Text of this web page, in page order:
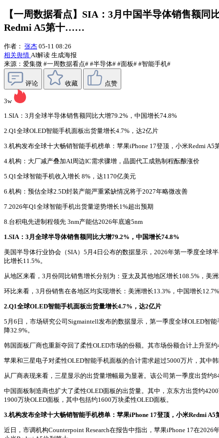
【一周数据看点】SIA：3月中国半导体销售额
Redmi A5第十……
作者： 张杰 05-11 08:26
相关舆情 AI解读 生成海报
来源：爱集微 #一周数据看点# #半导体# #面板# #智能手机#
评论 收藏 点赞
3w
1.SIA：3月全球半导体销售额同比大增79.2%，中国增长74.8%
2.Q1全球OLED智能手机面板出货量增长4.7%，达2亿片
3.机构发布全球十大畅销智能手机榜单：苹果iPhone 17登顶，小米Redmi A5
4.机构：大厂减产叠加AI周边IC需求骤增，晶圆代工成熟制程酝酿涨价
5.Q1全球智能手机收入增长 8%，达1170亿美元
6.机构：预估全球2.5D封装产能严重紧缺情况将于2027年略微改善
7.2026年Q1全球智能手机出货量逆势增长1%超出预期
8.台积电先进制程领先 3nm产能估2026年底逾5nm
1.SIA：3月全球半导体销售额同比大增79.2%，中国增长74.8%
美国半导体行业协会（SIA）5月4日公布的数据显示，2026年第一季度全球
比增长11.5%。
从地区来看，3月份同比销售增长分别为：亚太及其他地区增长108.5%，美
环比来看，3月份销售在各地区均实现增长：美洲增长13.3%，中国增长
2.Q1全球OLED智能手机面板出货量增长4.7%，达2亿片
5月6日，市场研究公司Sigmaintell发布的数据显示，第一季度全球OLED智
降32.9%。
韩国面板厂商也重新夺回了柔性OLED市场的份额。其市场份额合计上升至约
苹果和三星电子对柔性OLED智能手机面板的合计需求超过5000万片，其中
从厂商表现来看，三星显示的出货量增幅最为显著。该公司第一季度出货约
中国面板制造商也扩大了柔性OLED面板的出货量。其中，京东方出货约
1900万块OLED面板，其中包括约1600万块柔性OLED面板。
3.机构发布全球十大畅销智能手机榜单：苹果iPhone 17登顶，小米Redmi A5
近日，市调机构Counterpoint Research在报告中指出，苹果iPhone 17在